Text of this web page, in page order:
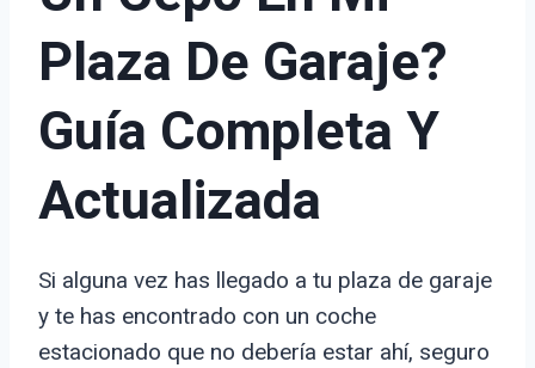
Plaza De Garaje?
Guía Completa Y
Actualizada
Si alguna vez has llegado a tu plaza de garaje
y te has encontrado con un coche
estacionado que no debería estar ahí, seguro